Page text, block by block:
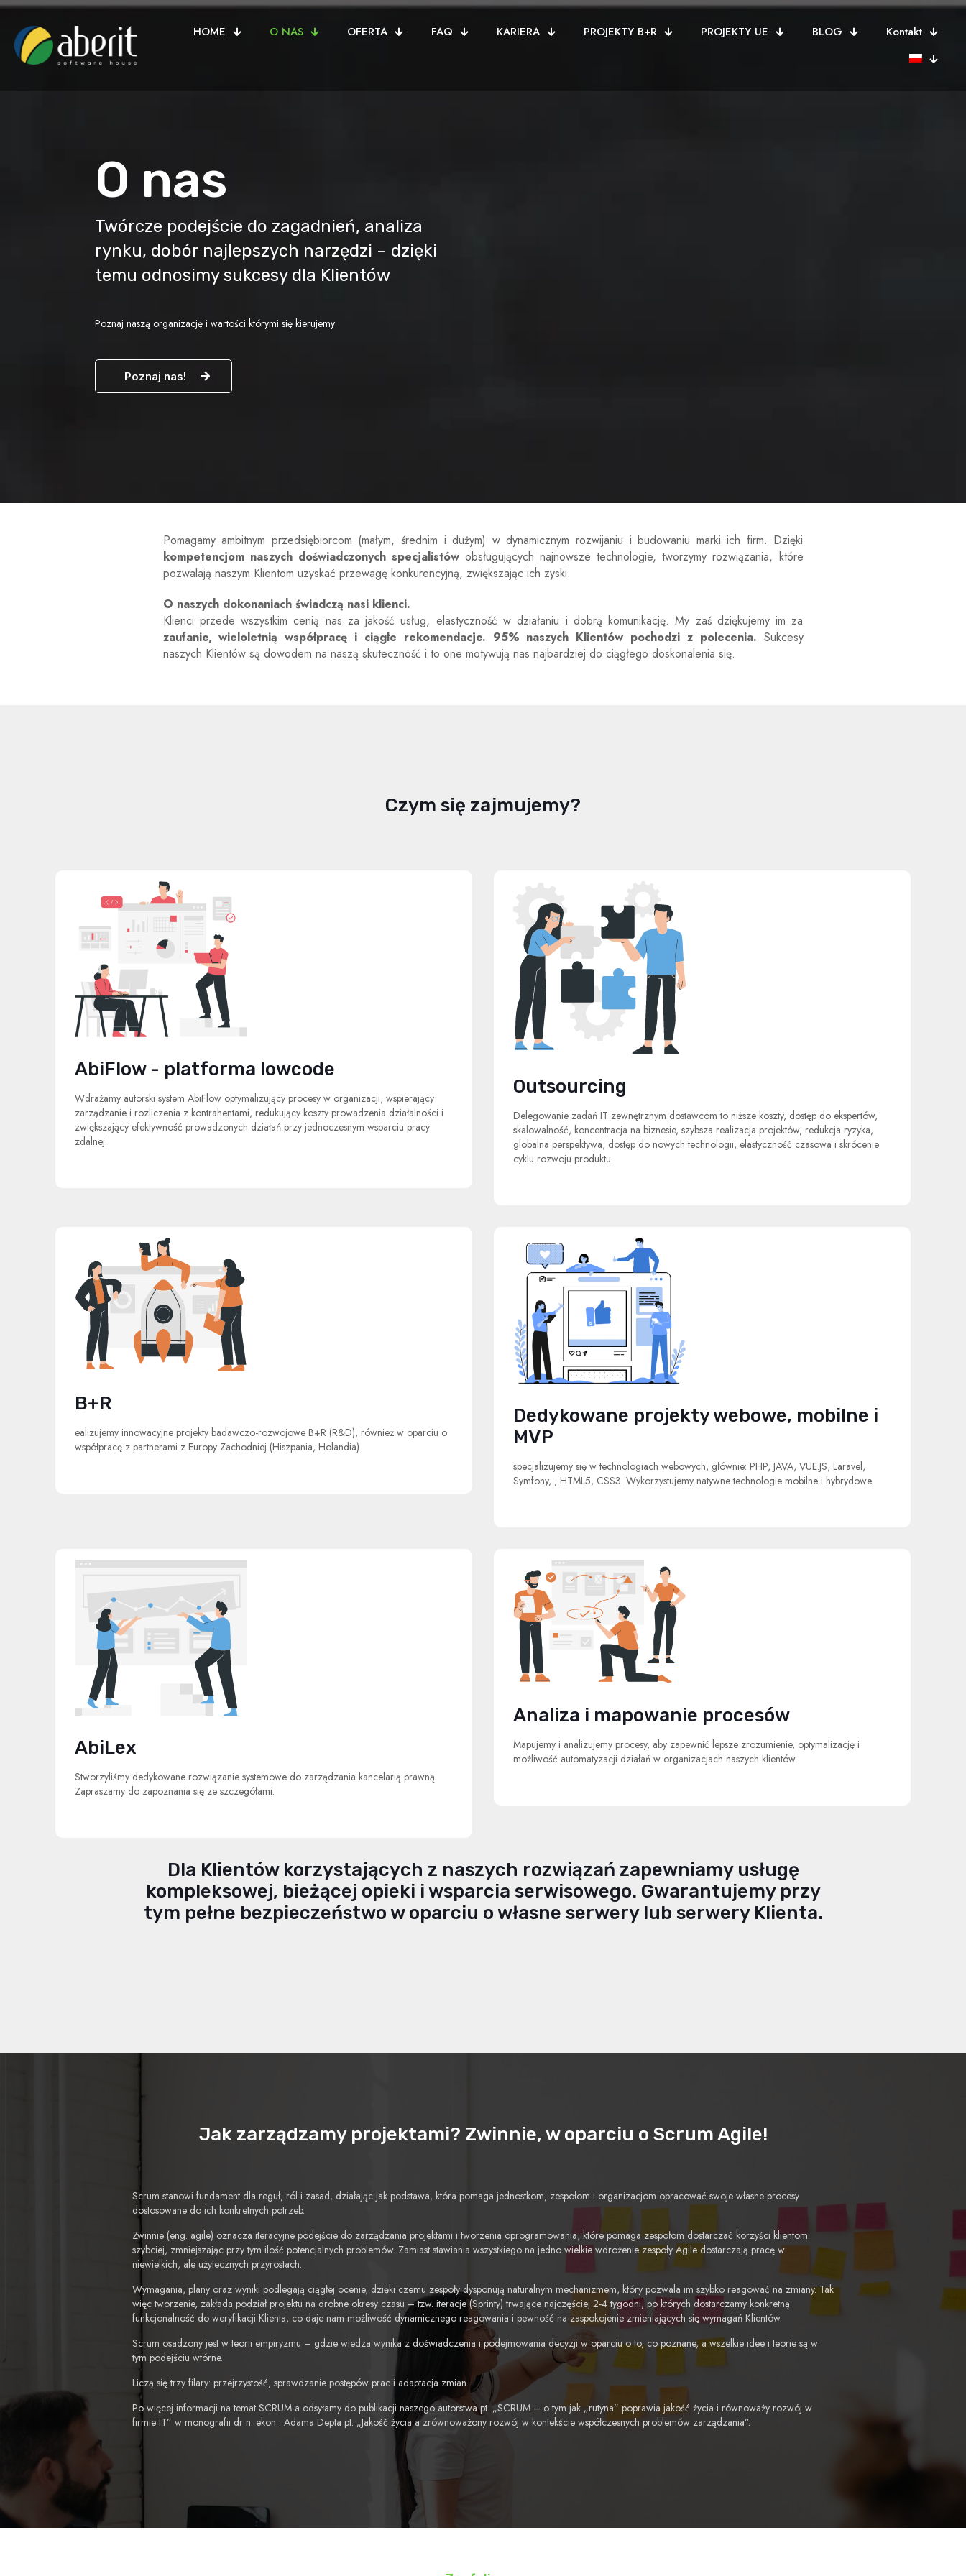
HOME O NAS OFERTA FAQ KARIERA PROJEKTY B+R PROJEKTY UE BLOG Kontakt
O nas
Twórcze podejście do zagadnień, analiza
rynku, dobór najlepszych narzędzi – dzięki
temu odnosimy sukcesy dla Klientów
Poznaj naszą organizację i wartości którymi się kierujemy
Poznaj nas!
Pomagamy ambitnym przedsiębiorcom (małym, średnim i dużym) w dynamicznym rozwijaniu i budowaniu marki ich firm. Dzięki
kompetencjom naszych doświadczonych specjalistówobsługujących najnowsze technologie, tworzymy rozwiązania, które
pozwalają naszym Klientom uzyskać przewagę konkurencyjną, zwiększając ich zyski.
O naszych dokonaniach świadczą nasi klienci.
Klienci przede wszystkim cenią nas za jakość usług, elastyczność w działaniu i dobrą komunikację. My zaś dziękujemy im za
zaufanie, wieloletnią współpracę i ciągłe rekomendacje. 95% naszych Klientów pochodzi z polecenia. Sukcesy
naszych Klientów są dowodem na naszą skuteczność i to one motywują nas najbardziej do ciągłego doskonalenia się.
Czym się zajmujemy?
AbiFlow - platforma lowcode
Wdrażamy autorski system AbiFlow optymalizujący procesy w organizacji, wspierający
zarządzanie i rozliczenia z kontrahentami, redukujący koszty prowadzenia działalności i
zwiększający efektywność prowadzonych działań przy jednoczesnym wsparciu pracy
zdalnej.
Outsourcing
Delegowanie zadań IT zewnętrznym dostawcom to niższe koszty, dostęp do ekspertów,
skalowalność, koncentracja na biznesie, szybsza realizacja projektów, redukcja ryzyka,
globalna perspektywa, dostęp do nowych technologii, elastyczność czasowa i skrócenie
cyklu rozwoju produktu.
B+R
ealizujemy innowacyjne projekty badawczo-rozwojowe B+R (R&D), również w oparciu o
współpracę z partnerami z Europy Zachodniej (Hiszpania, Holandia).
Dedykowane projekty webowe, mobilne i
MVP
specjalizujemy się w technologiach webowych, głównie: PHP, JAVA, VUE.JS, Laravel,
Symfony, , HTML5, CSS3. Wykorzystujemy natywne technologie mobilne i hybrydowe.
AbiLex
Stworzyliśmy dedykowane rozwiązanie systemowe do zarządzania kancelarią prawną.
Zapraszamy do zapoznania się ze szczegółami.
Analiza i mapowanie procesów
Mapujemy i analizujemy procesy, aby zapewnić lepsze zrozumienie, optymalizację i
możliwość automatyzacji działań w organizacjach naszych klientów.
Dla Klientów korzystających z naszych rozwiązań zapewniamy usługę
kompleksowej, bieżącej opieki i wsparcia serwisowego. Gwarantujemy przy
tym pełne bezpieczeństwo w oparciu o własne serwery lub serwery Klienta.
Jak zarządzamy projektami? Zwinnie, w oparciu o Scrum Agile!
Scrum stanowi fundament dla reguł, ról i zasad, działając jak podstawa, która pomaga jednostkom, zespołom i organizacjom opracować swoje własne procesy
dostosowane do ich konkretnych potrzeb.
Zwinnie (eng. agile) oznacza iteracyjne podejście do zarządzania projektami i tworzenia oprogramowania, które pomaga zespołom dostarczać korzyści klientom
szybciej, zmniejszając przy tym ilość potencjalnych problemów. Zamiast stawiania wszystkiego na jedno wielkie wdrożenie zespoły Agile dostarczają pracę w
niewielkich, ale użytecznych przyrostach.
Wymagania, plany oraz wyniki podlegają ciągłej ocenie, dzięki czemu zespoły dysponują naturalnym mechanizmem, który pozwala im szybko reagować na zmiany. Tak
więc tworzenie, zakłada podział projektu na drobne okresy czasu – tzw. iteracje (Sprinty) trwające najczęściej 2-4 tygodni, po których dostarczamy konkretną
funkcjonalność do weryfikacji Klienta, co daje nam możliwość dynamicznego reagowania i pewność na zaspokojenie zmieniających się wymagań Klientów.
Scrum osadzony jest w teorii empiryzmu – gdzie wiedza wynika z doświadczenia i podejmowania decyzji w oparciu o to, co poznane, a wszelkie idee i teorie są w
tym podejściu wtórne.
Liczą się trzy filary: przejrzystość, sprawdzanie postępów prac i adaptacja zmian.
Po więcej informacji na temat SCRUM-a odsyłamy do publikacji naszego autorstwa pt. „SCRUM – o tym jak „rutyna” poprawia jakość życia i równoważy rozwój w
firmie IT” w monografii dr n. ekon. Adama Depta pt. „Jakość życia a zrównoważony rozwój w kontekście współczesnych problemów zarządzania”.